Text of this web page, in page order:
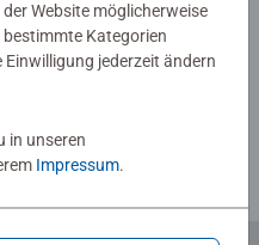
Bewertung
Website möglicherweise
Kategorien
jederzeit ändern
in unseren
Impressum.